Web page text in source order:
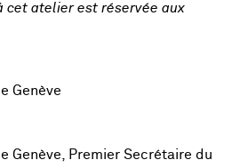
cet atelier est réservée aux
Genève
Genève, Premier Secrétaire du